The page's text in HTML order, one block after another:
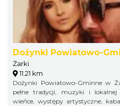
Dożynki Powiatowo-
Żarki
11.21 km
Dożynki Powiatowo-Gminne w
pełne tradycji, muzyki i
wieńce, występy artystyczne,